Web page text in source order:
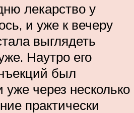
лекарство у
и уже к вечеру
выглядеть
Наутро его
был
уже через несколько
практически